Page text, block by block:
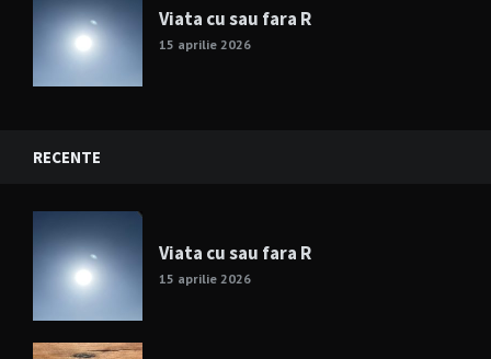
Viata cu sau fara R
15 aprilie 2026
RECENTE
Viata cu sau fara R
15 aprilie 2026